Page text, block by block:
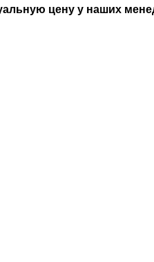
цену у наших